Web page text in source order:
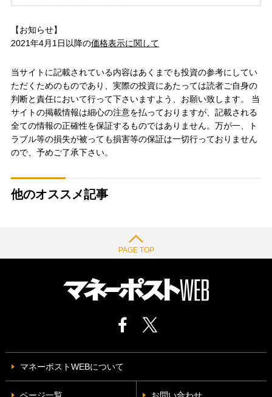
【お知らせ】
2021年4月1日以降の価格表示に関して
当サイトに記載されている内容はあくまでも投資の参考にしてい
ただくためのものであり、実際の投資にあたっては読者ご自身の
判断と責任において行って下さいますよう、お願い致します。 当
サイトの掲載情報は細心の注意を払っておりますが、記載される
全ての情報の正確性を保証するものではありません。万が一、ト
ラブル等の損失が被っても損害等の保証は一切行っておりません
ので、予めご了承下さい。
他のオススメ記事
PAGE TOP
マネーポストWEBについて